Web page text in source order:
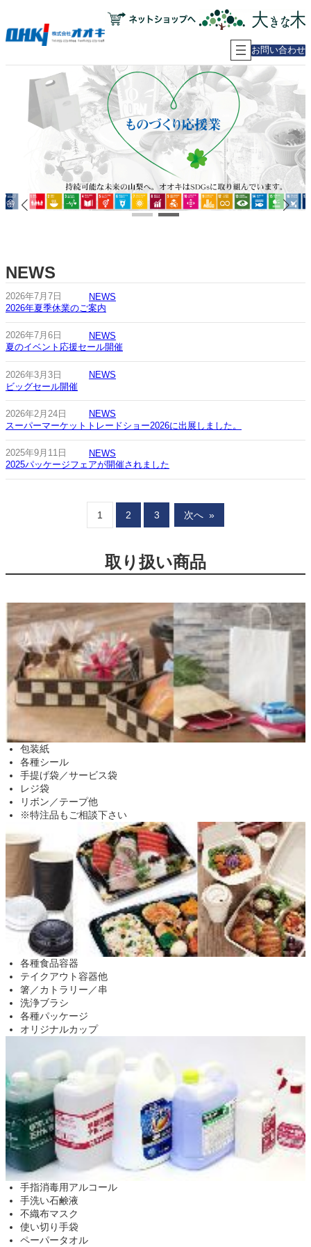
を
キ
お問い合わせ
NEWS
2026年7月7日
NEWS
2026年夏季休業のご案内
2026年7月6日
NEWS
夏のイベント応援セール開催
2026年3月3日
NEWS
ビッグセール開催
2026年2月24日
NEWS
スーパーマーケットトレードショー2026に出展しました。
2025年9月11日
NEWS
2025パッケージフェアが開催されました
1 2 3 次へ »
取り扱い商品
包装紙
各種シール
手提げ袋／サービス袋
レジ袋
リボン／テープ他
※特注品もご相談下さい
各種食品容器
テイクアウト容器他
箸／カトラリー／串
洗浄ブラシ
各種パッケージ
オリジナルカップ
手指消毒用アルコール
手洗い石鹸液
不織布マスク
使い切り手袋
ペーパータオル